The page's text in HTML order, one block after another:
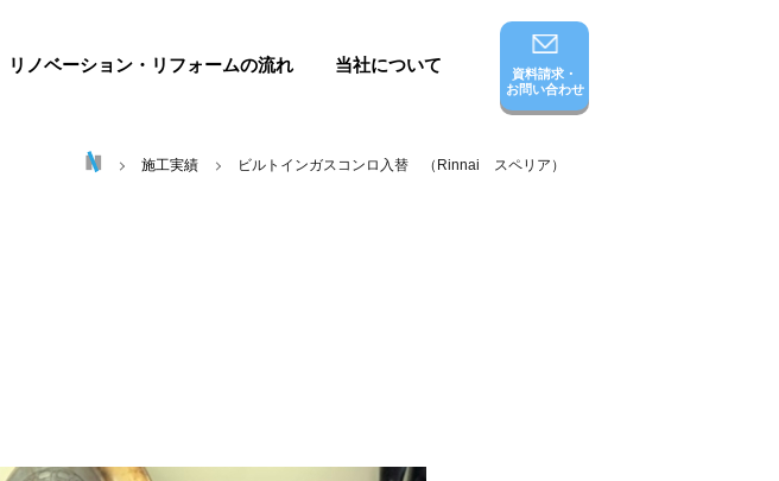
資料請求・
お問い合わせ
リノベーション・リフォームの流れ 当社について
施工実績 ビルトインガスコンロ入替 （Rinnai スペリア）